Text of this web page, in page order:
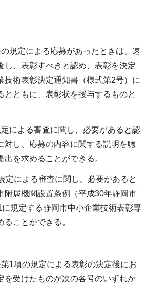
規定による応募があったときは、速
し、表彰すべきと認め、表彰を決定
技術表彰決定通知書（様式第2号）に
とともに、表彰状を授与するものと
による審査に関し、必要があると認
対し、応募の内容に関する説明を聴
を求めることができる。
による審査に関し、必要があると
附属機関設置条例（平成30年静岡市
規定する静岡市中小企業技術表彰専
ことができる。
1項の規定による表彰の決定後にお
を受けたものが次の各号のいずれか